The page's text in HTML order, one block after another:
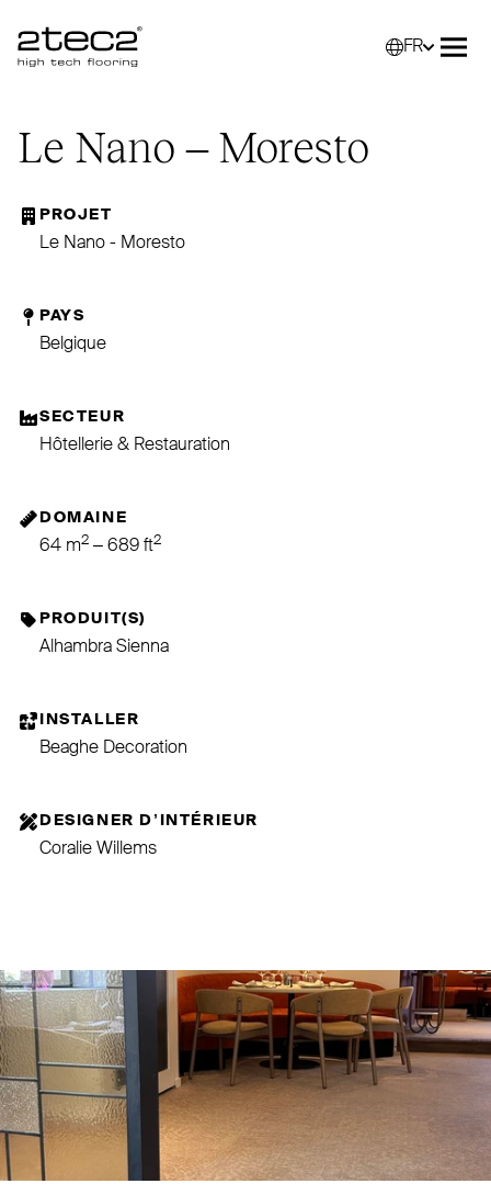
Primary
FR
Le Nano – Moresto
PROJET
Le Nano - Moresto
PAYS
Belgique
SECTEUR
Hôtellerie & Restauration
DOMAINE
64 m2 – 689 ft2
PRODUIT(S)
Alhambra Sienna
INSTALLER
Beaghe Decoration
DESIGNER D’INTÉRIEUR
Coralie Willems